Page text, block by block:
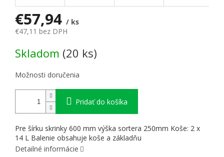
€57,94 / ks
€47,11 bez DPH
Skladom (20 ks)
Možnosti doručenia
Pridať do košíka
Pre šírku skrinky 600 mm výška sortera 250mm Koše: 2 x
14 L Balenie obsahuje koše a základňu
Detailné informácie